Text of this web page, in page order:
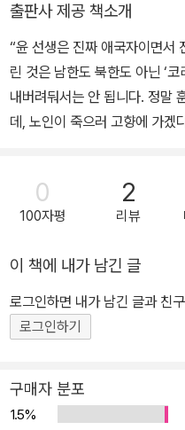
출판사 제공 책소개
“윤 선생은 진짜 애국자이면서
린 것은 남한도 북한도 아닌 ‘
내버려둬서는 안 됩니다. 정말
데, 노인이 죽으러 고향에 가겠
능이고 절반은 ‘재수’입니다.
기 어려워요. 그런 점에서 우
동베를린 사건으로 건강을 그
사느라고 바빠 베를린으로 병문
늦게나마 명복을 빕니다.” ―
한 뒤 기자를 만난 자리에서 서양음악의 역사에서 작곡가 가운데 거
의 유일하게 이름을 올린 한국
세기를 대표하는 다섯 명의 작
스트라빈스키와 함께 20세기
0
100자평
2
리뷰
이 책에 내가 남긴 글
로그인하면 내가 남긴 글과 친
로그인하기
구매자 분포
1.5%